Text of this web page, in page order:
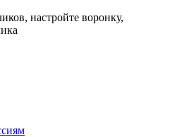
настройте воронку,